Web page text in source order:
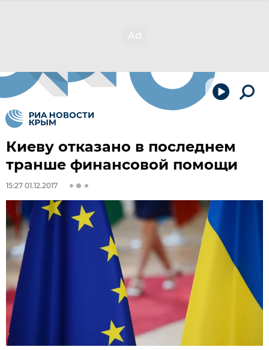
Киеву отказано в последнем
транше финансовой помощи
15:27 01.12.2017